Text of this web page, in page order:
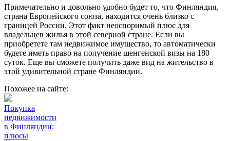
Примечательно и довольно удобно будет то, что Финляндия,
страна Европейского союза, находится очень близко с
границей России. Этот факт неоспоримый плюс для
владельцев жилья в этой северной стране. Если вы
приобретете там недвижимое имущество, то автоматически
будете иметь право на получение шенгенской визы на 180
суток. Еще вы сможете получить даже вид на жительство в
этой удивительной стране Финляндии.
Похожее на сайте:
Покупка
недвижимости
в Финляндии:
плюсы